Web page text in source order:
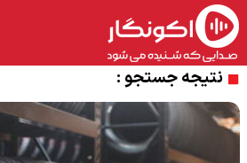
نتیجه جستجو :